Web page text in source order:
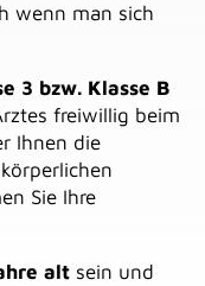
wenn man sich
3 bzw. Klasse B
freiwillig beim
Ihnen die
Sie Ihre
altsein und